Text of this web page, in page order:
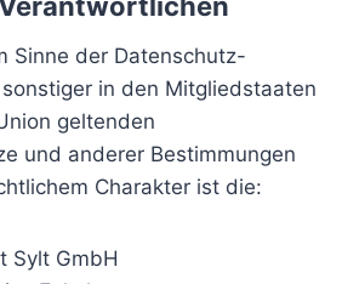
Sinne der Datenschutz-
in den Mitgliedstaaten
geltenden
und anderer Bestimmungen
Charakter ist die:
Sylt GmbH